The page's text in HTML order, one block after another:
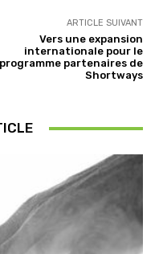
ARTICLE SUIVANT
Vers une expansion
internationale pour le
programme partenaires de
Shortways